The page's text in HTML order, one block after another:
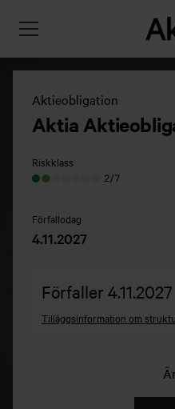
Aktieobligation
Aktia
Riskklass
Förfallodag
4.11.2027
Förfaller 4.11.2027
Tilläggsinformation om